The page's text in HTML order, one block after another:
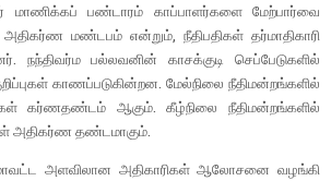
பண்டாரம் காப்பாளர்களை மேற்பார்வை
மண்டபம் என்றும், நீதிபதிகள் தர்மாதிகாரி
நந்திவர்ம பல்லவனின் காசக்குடி செப்பேடுகளில்
காணப்படுகின்றன. மேல்நிலை நீதிமன்றங்களில்
கர்ணதண்டம் ஆகும். கீழ்நிலை நீதிமன்றங்களில்
அதிகர்ண தண்டமாகும்.
மாவட்ட அளவிலான அதிகாரிகள் ஆலோசனை வழங்கி